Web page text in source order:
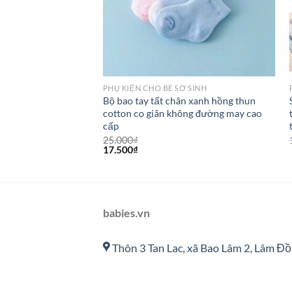
PHỤ KIỆN CHO BÉ SƠ SINH
Bộ bao tay tất chân xanh hồng thun
cotton co giãn không đường may cao
cấp
25.000₫
17.500₫
babies.vn
Thôn 3 Tan Lac, xã Bao Lâm 2, Lâm